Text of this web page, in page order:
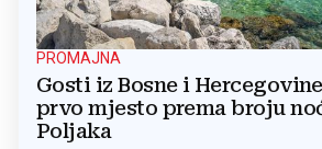
PROMAJNA
Gosti iz Bosne i
prvo mjesto prema broju
Poljaka